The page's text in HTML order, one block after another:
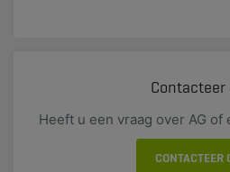
Contacteer
Heeft u een vraag over AG of
CONTACTEER